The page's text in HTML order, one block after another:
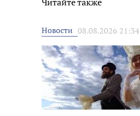
Новости 08.08.2026 21:34